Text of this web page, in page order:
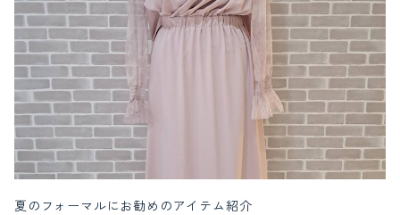
夏のフォーマルにお勧めのアイテム紹介